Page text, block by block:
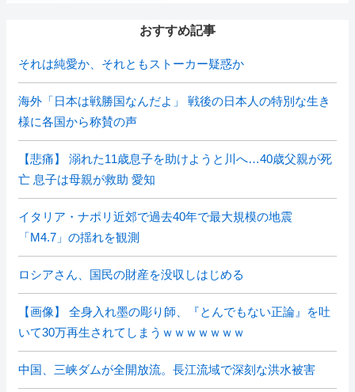
おすすめ記事
それは純愛か、それともストーカー疑惑か
海外「日本は戦勝国なんだよ」 戦後の日本人の特別な生き
様に各国から称賛の声
【悲痛】 溺れた11歳息子を助けようと川へ…40歳父親が死
亡 息子は母親が救助 愛知
イタリア・ナポリ近郊で過去40年で最大規模の地震
「M4.7」の揺れを観測
ロシアさん、国民の財産を没収しはじめる
【画像】 全身入れ墨の彫り師、『とんでもない正論』を吐
いて30万再生されてしまうｗｗｗｗｗｗｗ
中国、三峡ダムが全開放流。長江流域で深刻な洪水被害